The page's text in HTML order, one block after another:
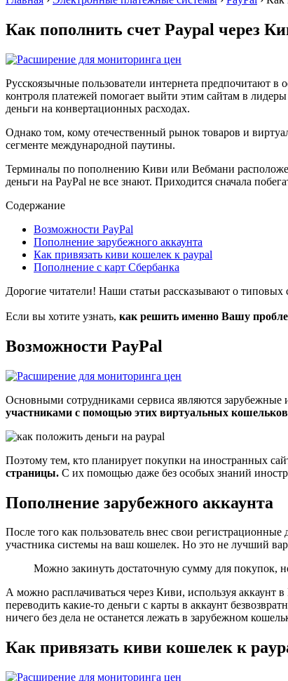
Как пополнить счет Paypal через
Русскоязычные пользователи интернета предпочитают
контроля платежей помогает выйти этим сайтам в
деньги на конвертационных расходах.
Однако том, кому отечественный рынок товаров и
сегменте международной паутины.
Терминалы по пополнению Киви или Вебмани
деньги на PayPal не все знают. Приходится сначала
Содержание
Возможности PayPal
Пополнение зарубежного аккаунта
Как привязать киви кошелек к paypal
Пополнение с карт Сбербанка
Дорогие читатели! Наши статьи рассказывают о
Если вы хотите узнать, как решить именно Вашу
Возможности PayPal
Основными сотрудниками сервиса являются
участниками с помощью этих виртуальных
Поэтому тем, кто планирует покупки на иностранных
страницы. С их помощью даже без особых знаний
Пополнение зарубежного аккаунта
После того как пользователь внес свои
участника системы на ваш кошелек. Но это не лучший
Можно закинуть достаточную сумму для покупок,
А можно расплачиваться через Киви, используя аккаунт
переводить какие-то деньги с карты в аккаунт
ничего без дела не останется лежать в зарубежном
Как привязать киви кошелек к